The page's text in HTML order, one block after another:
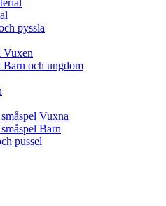
pyssla
Vuxen
Barn och ungdom
Vuxna
Barn
pussel